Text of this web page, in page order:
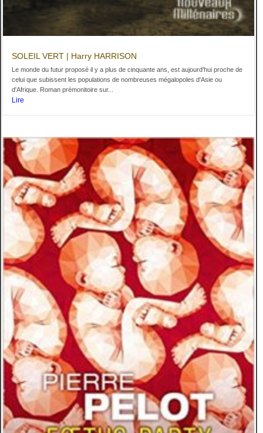
SOLEIL VERT | Harry HARRISON
Le monde du futur proposé il y a plus de cinquante ans, est aujourd'hui proche de
celui que subissent les populations de nombreuses mégalopoles d'Asie ou
d'Afrique. Roman prémonitoire sur...
Lire